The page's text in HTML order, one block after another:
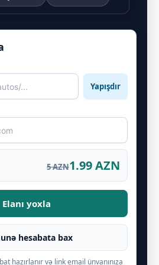
Yapışdır
5 AZN1.99 AZN
Elanı yoxla
hesabata bax
hazırlanır və link email ünvanınıza